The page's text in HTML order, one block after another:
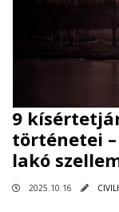
9
történetei
lakó
2025.10.16